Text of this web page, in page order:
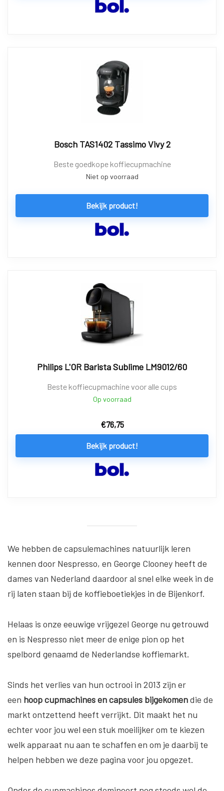
Bosch TAS1402 Tassimo Vivy 2
Beste goedkope koffiecupmachine
Niet op voorraad
Bekijk product!
Philips L'OR Barista Sublime LM9012/60
Beste koffiecupmachine voor alle cups
Op voorraad
€76,75
Bekijk product!
We hebben de capsulemachines natuurlijk leren
kennen door Nespresso, en George Clooney heeft de
dames van Nederland daardoor al snel elke week in de
rij laten staan bij de koffieboetiekjes in de Bijenkorf.
Helaas is onze eeuwige vrijgezel George nu getrouwd
en is Nespresso niet meer de enige pion op het
spelbord genaamd de Nederlandse koffiemarkt.
Sinds het verlies van hun octrooi in 2013 zijn er
een hoop cupmachines en capsules bijgekomendie de
markt ontzettend heeft verrijkt. Dit maakt het nu
echter voor jou wel een stuk moeilijker om te kiezen
welk apparaat nu aan te schaffen en om je daarbij te
helpen hebben we deze pagina voor jou opgezet.